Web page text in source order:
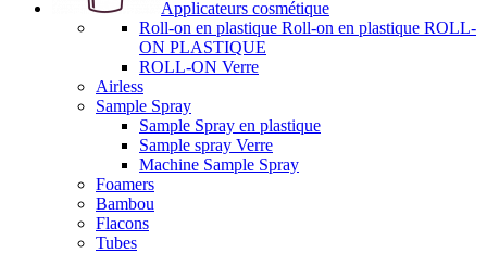
Applicateurs cosmétique
Roll-on en plastique Roll-on en plastique ROLL-
ON PLASTIQUE
ROLL-ON Verre
Airless
Sample Spray
Sample Spray en plastique
Sample spray Verre
Machine Sample Spray
Foamers
Bambou
Flacons
Tubes